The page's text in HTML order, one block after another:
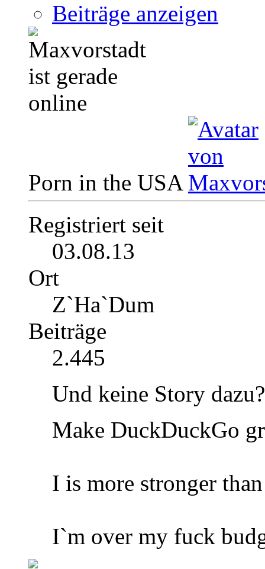
Beiträge anzeigen
Porn in the USA
Registriert seit
03.08.13
Ort
Z`Ha`Dum
Beiträge
2.445
Und keine Story dazu?
Make DuckDuckGo
I is more stronger
I`m over my fuck